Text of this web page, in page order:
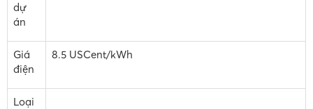
dự
án
Giá
điện
8.5 USCent/kWh
Loại